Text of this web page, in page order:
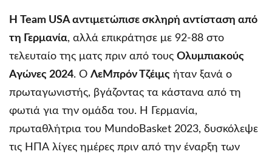
Η Team USA αντιμετώπισε σκληρή αντίσταση από
τη Γερμανία, αλλά επικράτησε με 92-88 στο
τελευταίο της ματς πριν από τους Ολυμπιακούς
Αγώνες 2024. Ο ΛεΜπρόν Τζέιμς ήταν ξανά ο
πρωταγωνιστής, βγάζοντας τα κάστανα από τη
φωτιά για την ομάδα του. Η Γερμανία,
πρωταθλήτρια του MundoBasket 2023, δυσκόλεψε
τις ΗΠΑ λίγες ημέρες πριν από την έναρξη των